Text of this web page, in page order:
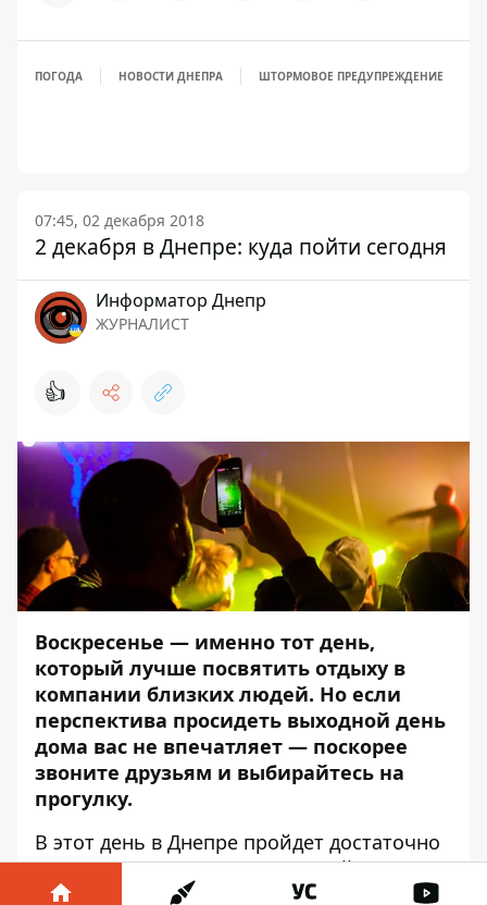
ПОГОДА НОВОСТИ ДНЕПРА ШТОРМОВОЕ ПРЕДУПРЕЖДЕНИЕ
07:45, 02 декабря 2018
2 декабря в Днепре: куда пойти сегодня
Информатор Днепр
ЖУРНАЛИСТ
👍
Воскресенье — именно тот день,
который лучше посвятить отдыху в
компании близких людей. Но если
перспектива просидеть выходной день
дома вас не впечатляет — поскорее
звоните друзьям и выбирайтесь на
прогулку.
В этот день в Днепре пройдет достаточно
много интересных мероприятий, которые
подарят вам заряд положительных